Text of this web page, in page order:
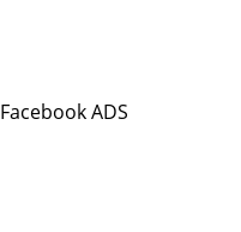
Facebook ADS